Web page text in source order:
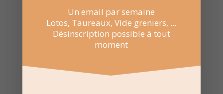
Un email par semaine
Lotos, Taureaux, Vide greniers, ...
Désinscription possible à tout
moment